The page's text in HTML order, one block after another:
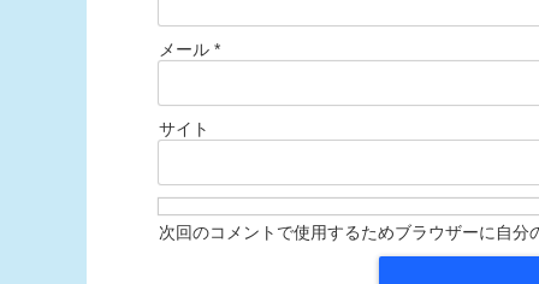
メール *
サイト
次回のコメントで使用するためブラウザーに自